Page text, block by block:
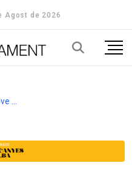
Agost de 2026